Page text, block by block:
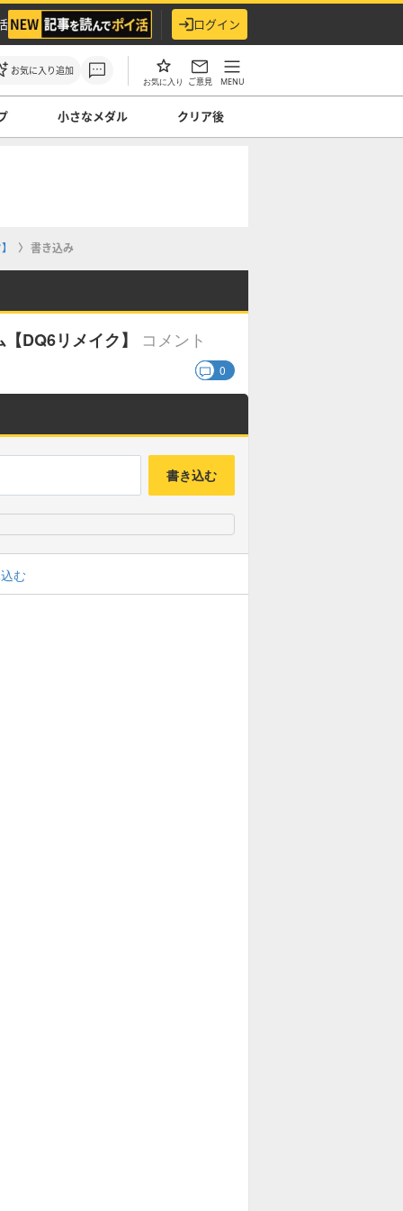
ログイン
お気に入り追加
お気に入り ご意見 MENU
小さなメダル クリア後
書き込み
DQ6リメイク】 コメント
0
書き込む
む